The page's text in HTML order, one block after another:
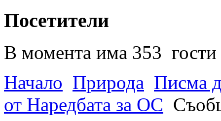
Посетители
В момента има 353 гости
Начало Природа Писма
от Наредбата за ОС